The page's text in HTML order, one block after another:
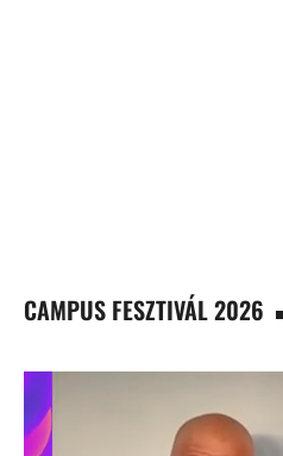
CAMPUS FESZTIVÁL 2026